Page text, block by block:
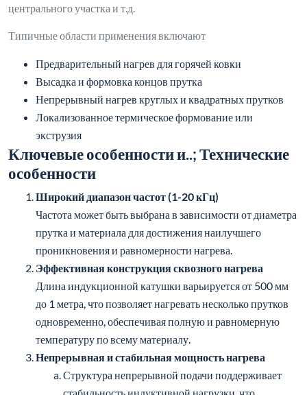
Эффективная конструкция сквозного нагрева
до 1 метра, что позволяет нагревать несколько прутков
одновременно, обеспечивая полную и равномерную
температуру по всему материалу.
Непрерывная и стабильная мощность нагрева
Структура непрерывной подачи поддерживает
стабильность индуктивной нагрузки, что
позволяет избежать резких колебаний
потребляемой мощности при нагреве одного
В течение всего процесса система может работать
на 85%+ номинальной мощности, максимально
используя энергию.
Оптимизировано для цветных металлов
Благодаря индивидуальным конструкциям катушек и
конденсаторов, даже для меди и алюминия, фактическая
выходная мощность может достигать более 85% от
номинальной.
Пример: Для медного отопления
энергоэффективность может достигать 3,5 кг/